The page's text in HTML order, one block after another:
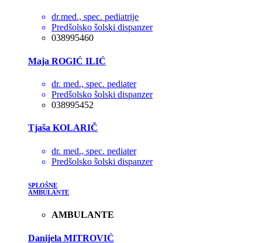
dr.med., spec. pediatrije
Predšolsko šolski dispanzer
038995460
Maja ROGIĆ ILIĆ
dr. med., spec. pediater
Predšolsko šolski dispanzer
038995452
Tjaša KOLARIČ
dr. med., spec. pediater
Predšolsko šolski dispanzer
SPLOŠNE
AMBULANTE
AMBULANTE
Danijela MITROVIĆ